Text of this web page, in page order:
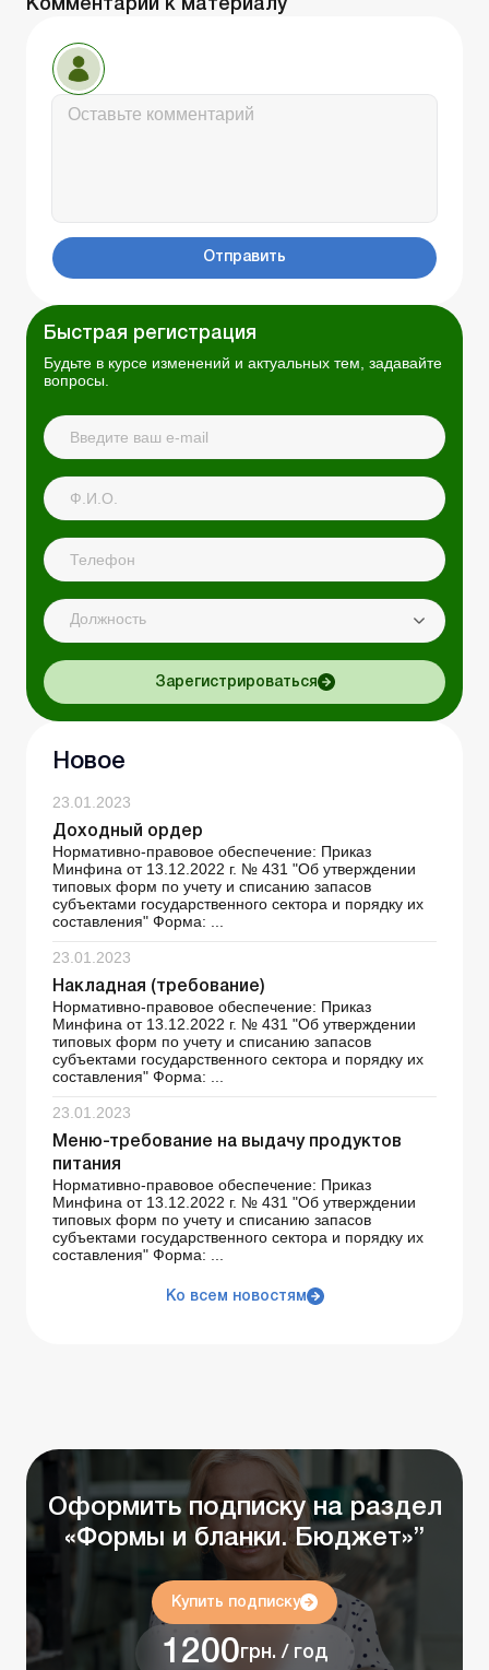
Комментарии к материалу
Отправить
Быстрая регистрация
Будьте в курсе изменений и актуальных тем, задавайте
вопросы.
Должность
Зарегистрироваться
Новое
23.01.2023
Доходный ордер
Нормативно-правовое обеспечение: Приказ
Минфина от 13.12.2022 г. № 431 "Об утверждении
типовых форм по учету и списанию запасов
субъектами государственного сектора и порядку их
составления" Форма: ...
23.01.2023
Накладная (требование)
Нормативно-правовое обеспечение: Приказ
Минфина от 13.12.2022 г. № 431 "Об утверждении
типовых форм по учету и списанию запасов
субъектами государственного сектора и порядку их
составления" Форма: ...
23.01.2023
Меню-требование на выдачу продуктов
питания
Нормативно-правовое обеспечение: Приказ
Минфина от 13.12.2022 г. № 431 "Об утверждении
типовых форм по учету и списанию запасов
субъектами государственного сектора и порядку их
составления" Форма: ...
Ко всем новостям
Оформить подписку на раздел
«Формы и бланки. Бюджет»”
Купить подписку
1200грн. / год